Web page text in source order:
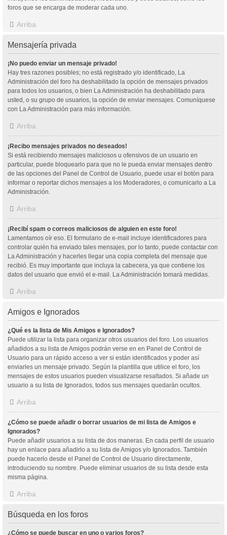
foros que se encarga de moderar cada uno.
Arriba
Mensajería privada
¡No puedo enviar un mensaje privado!
Hay tres razones posibles; no está registrado y/o identificado, La
Administración del foro ha deshabilitado la opción de mensajes privados
para todos los usuarios, o bien La Administración ha deshabilitado para
usted, o su grupo de usuarios, la opción de enviar mensajes. Comuníquese
con La Administración para más información.
Arriba
¡Recibo mensajes privados no deseados!
Si está recibiendo mensajes maliciosos u ofensivos de un usuario en
particular, puede bloquearlo para que no le pueda enviar mensajes dentro
de las opciones del Panel de Control de Usuario, puede usar el botón para
informar o reportar dichos mensajes a los Moderadores, o comunicarlo a La
Administración.
Arriba
¡Recibí spam o correos maliciosos de alguien en este foro!
Lamentamos oír eso. El formulario de e-mail incluye identificadores para
controlar quién ha enviado tales mensajes, por lo tanto, puede contactar con
La Administración y hacerles llegar una copia completa del mensaje que
recibió. Es muy importante que incluya la cabecera, ya que contiene los
datos del usuario que envió el e-mail. La Administración tomará medidas.
Arriba
Amigos e Ignorados
¿Qué es la lista de Mis Amigos e Ignorados?
Puede utilizar la lista para organizar otros usuarios del foro. Los usuarios
añadidos a su lista de Amigos podrán verse en en Panel de Control de
Usuario para un rápido acceso a ver si están identificados y poder así
enviarles un mensaje privado. Según la plantilla que utilice el foro, los
mensajes de estos usuarios pueden visualizarse resaltados. Si añade un
usuario a su lista de Ignorados, todos sus mensajes quedarán ocultos.
Arriba
¿Cómo se puede añadir o borrar usuarios de mi lista de Amigos e
Ignorados?
Puede añadir usuarios a su lista de dos maneras. En cada perfil de usuario
hay un enlace para añadirlo a su lista de Amigos y/o Ignorados. También
puede hacerlo desde el Panel de Control de Usuario directamente,
introduciendo su nombre. Puede eliminar usuarios de su lista desde esta
misma página.
Arriba
Búsqueda en los foros
¿Cómo se puede buscar en uno o varios foros?